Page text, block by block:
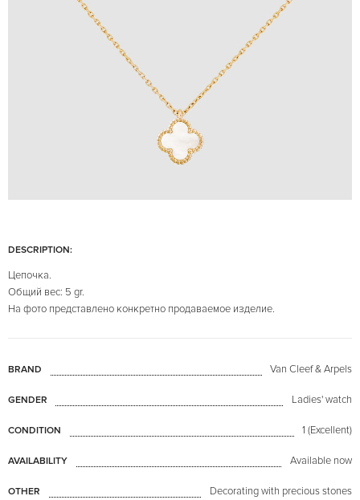
DESCRIPTION:
Цепочка.
Общий вес: 5 gr.
На фото представлено конкретно продаваемое изделие.
BRAND Van Cleef & Arpels
GENDER Ladies' watch
CONDITION 1 (Excellent)
AVAILABILITY Available now
OTHER Decorating with precious stones